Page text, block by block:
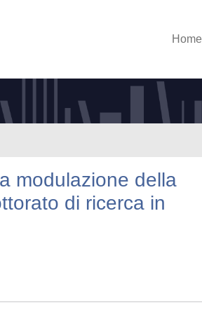
Home
modulazione della
di ricerca in